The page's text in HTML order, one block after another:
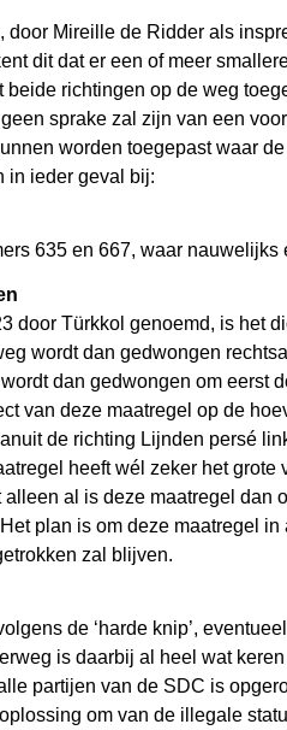
Mireille de Ridder als
dit dat er een of meer
richtingen op de weg
sprake zal zijn van een
worden toegepast waar
in ieder geval bij:
635 en 667, waar nauwelijks
door Türkkol genoemd, is het
wordt dan gedwongen
dan gedwongen om eerst
van deze maatregel op de
de richting Lijnden persé
heeft wél zeker het
al is deze maatregel
plan is om deze maatregel
zal blijven.
de ‘harde knip’,
is daarbij al heel wat
partijen van de SDC is
om van de illegale